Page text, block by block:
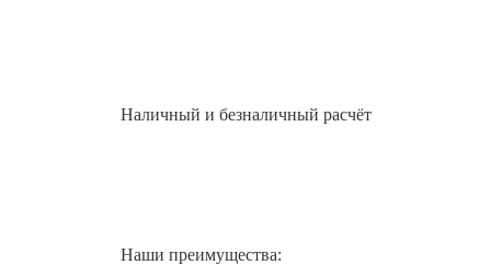
Наличный и безналичный расчёт
Наши преимущества: